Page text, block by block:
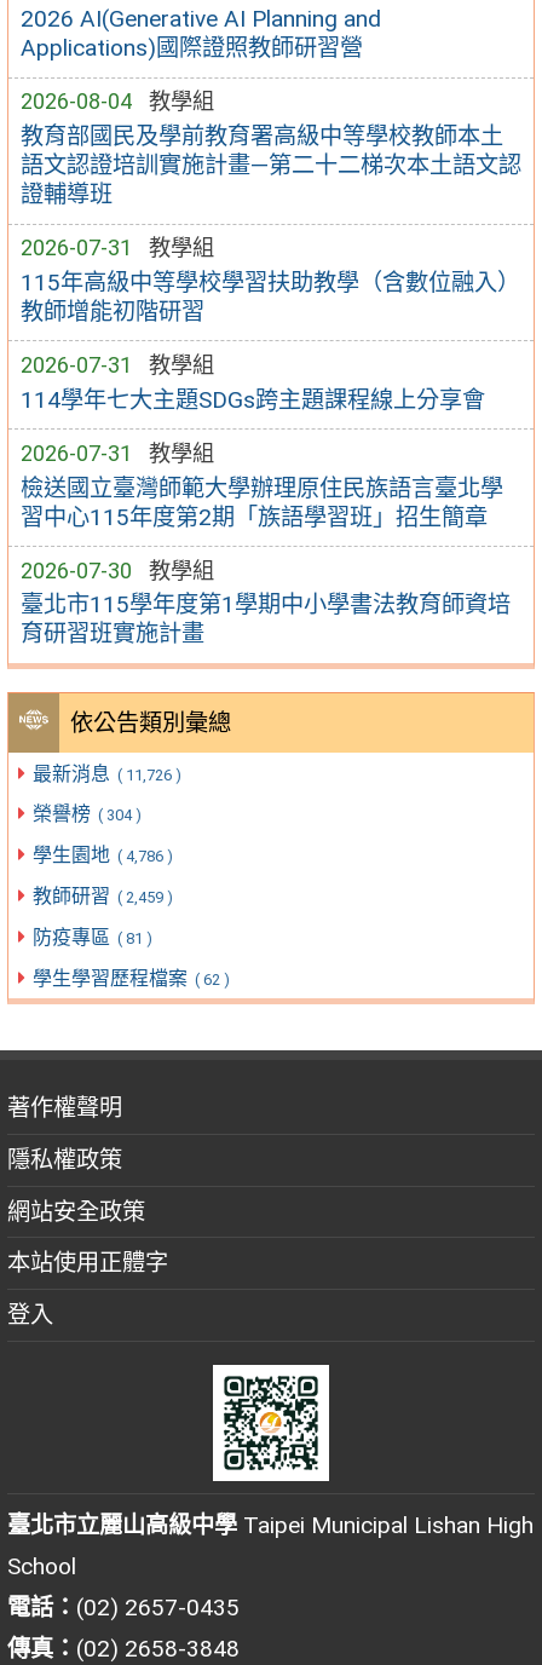
2026 AI(Generative AI Planning and
Applications)國際證照教師研習營
2026-08-04 教學組
教育部國民及學前教育署高級中等學校教師本土
語文認證培訓實施計畫—第二十二梯次本土語文認
證輔導班
2026-07-31 教學組
115年高級中等學校學習扶助教學（含數位融入）
教師增能初階研習
2026-07-31 教學組
114學年七大主題SDGs跨主題課程線上分享會
2026-07-31 教學組
檢送國立臺灣師範大學辦理原住民族語言臺北學
習中心115年度第2期「族語學習班」招生簡章
2026-07-30 教學組
臺北市115學年度第1學期中小學書法教育師資培
育研習班實施計畫
依公告類別彙總
最新消息 ( 11,726 )
榮譽榜 ( 304 )
學生園地 ( 4,786 )
教師研習 ( 2,459 )
防疫專區 ( 81 )
學生學習歷程檔案 ( 62 )
著作權聲明
隱私權政策
網站安全政策
本站使用正體字
登入
臺北市立麗山高級中學 Taipei Municipal Lishan High
School
電話： (02) 2657-0435
傳真： (02) 2658-3848